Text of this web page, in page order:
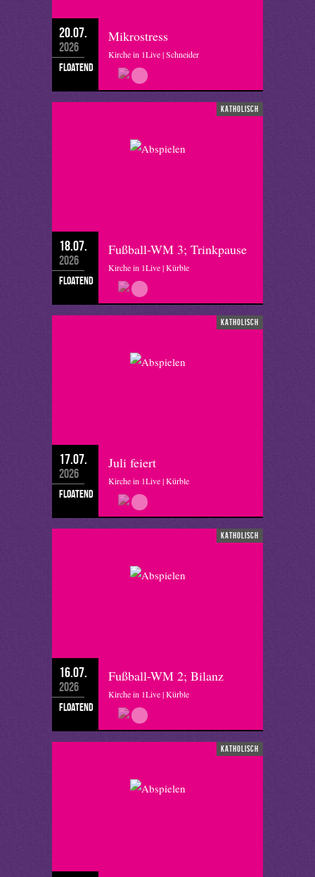
20.07.
2026
floatend
Mikrostress
Kirche in 1Live | Schneider
katholisch
18.07.
2026
floatend
Fußball-WM 3; Trinkpause
Kirche in 1Live | Kürble
katholisch
17.07.
2026
floatend
Juli feiert
Kirche in 1Live | Kürble
katholisch
16.07.
2026
floatend
Fußball-WM 2; Bilanz
Kirche in 1Live | Kürble
katholisch